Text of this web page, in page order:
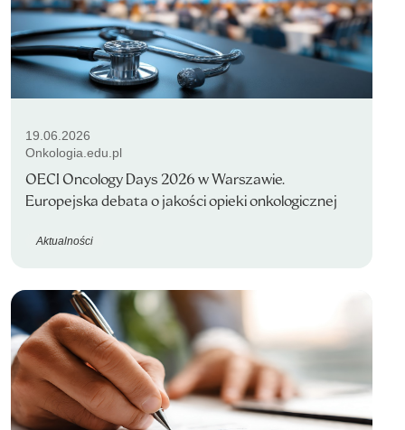
19.06.2026
Onkologia.edu.pl
OECI Oncology Days 2026 w Warszawie.
Europejska debata o jakości opieki onkologicznej
Aktualności